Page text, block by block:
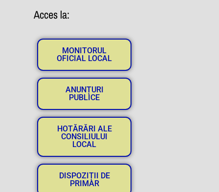
Acces la:
MONITORUL
OFICIAL LOCAL
ANUNȚURI
PUBLICE
HOTĂRĂRI ALE
CONSILIULUI
LOCAL
DISPOZIȚII DE
PRIMAR